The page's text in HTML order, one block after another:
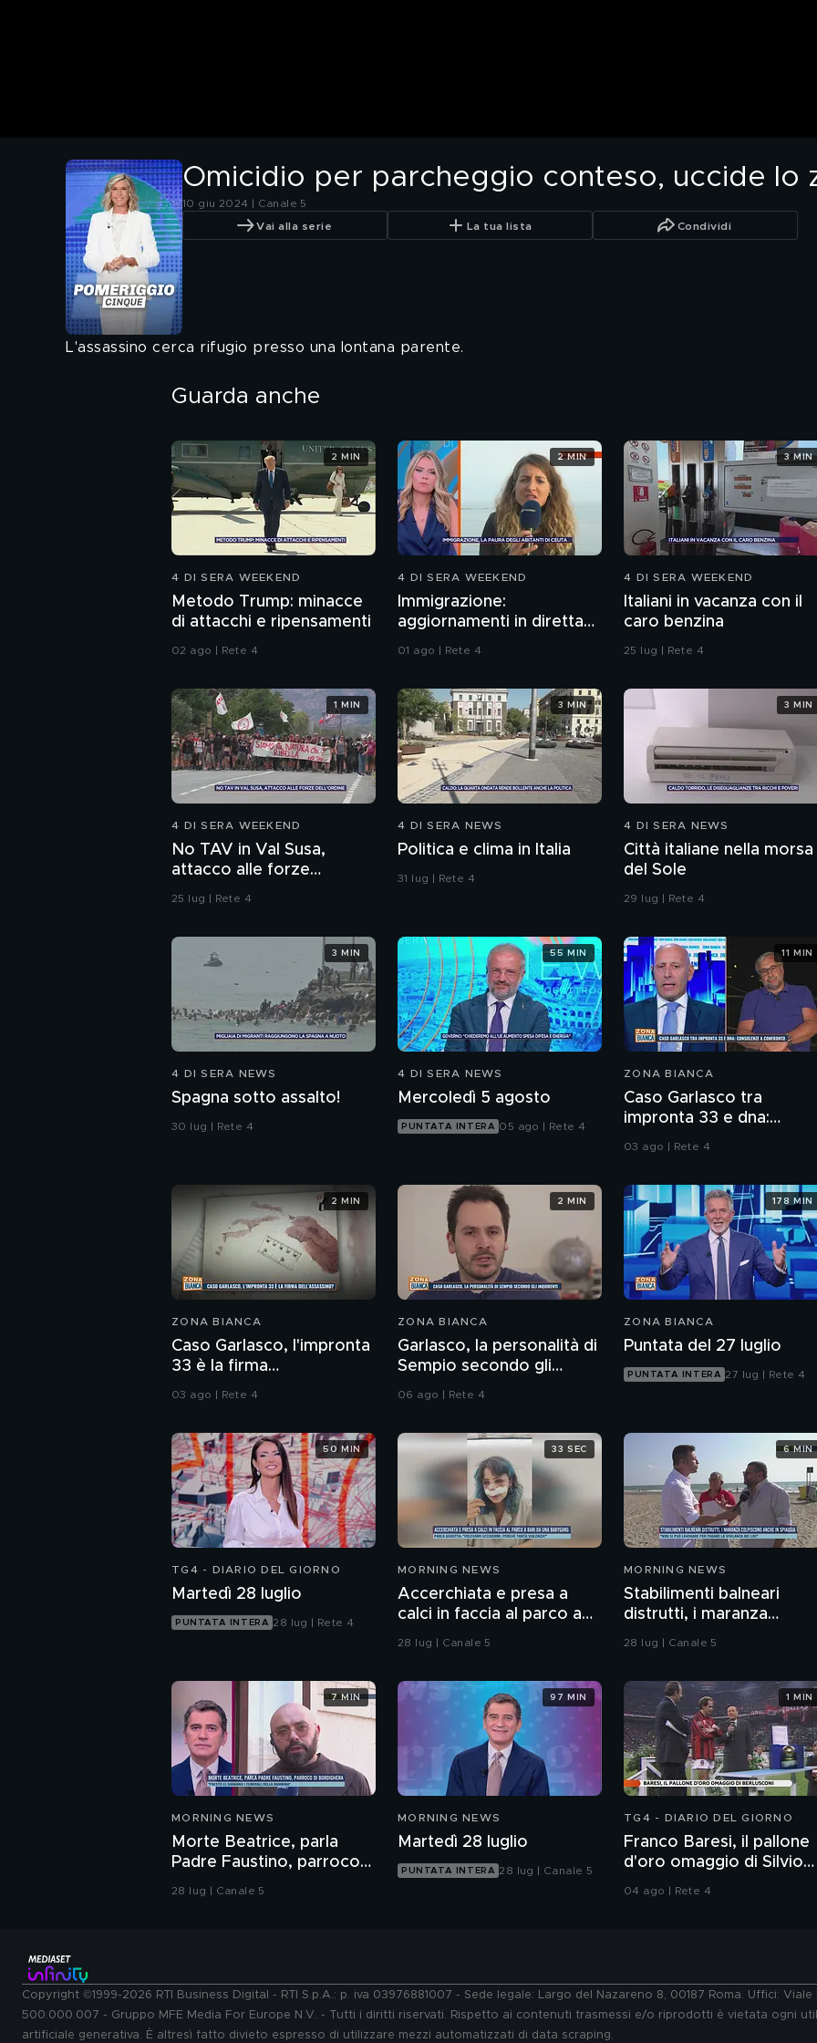
Omicidio per parcheggio conteso, uccide lo
10 giu 2024 | Canale 5
Vai alla serie La tua lista Condividi
L'assassino cerca rifugio presso una lontana parente.
Guarda anche
4 DI SERA WEEKEND
Metodo Trump: minacce
di attacchi e ripensamenti
02 ago | Rete 4
2 MIN
4 DI SERA WEEKEND
Immigrazione:
aggiornamenti in diretta
da Ceuta
01 ago | Rete 4
2 MIN
4 DI SERA WEEKEND
Italiani in vacanza con il
caro benzina
25 lug | Rete 4
3 MIN
4 DI SERA WEEKEND
No TAV in Val Susa,
attacco alle forze
dell'ordine
25 lug | Rete 4
1 MIN
4 DI SERA NEWS
Politica e clima in Italia
31 lug | Rete 4
3 MIN
4 DI SERA NEWS
Città italiane nella morsa
del Sole
29 lug | Rete 4
3 MIN
4 DI SERA NEWS
Spagna sotto assalto!
30 lug | Rete 4
3 MIN
4 DI SERA NEWS
Mercoledì 5 agosto
PUNTATA INTERA 05 ago | Rete 4
55 MIN
ZONA BIANCA
Caso Garlasco tra
impronta 33 e dna:
consulenze a confronto
03 ago | Rete 4
11 MIN
ZONA BIANCA
Caso Garlasco, l'impronta
33 è la firma
dell'assassino?
03 ago | Rete 4
2 MIN
ZONA BIANCA
Garlasco, la personalità di
Sempio secondo gli
inquirenti
06 ago | Rete 4
2 MIN
ZONA BIANCA
Puntata del 27 luglio
PUNTATA INTERA 27 lug | Rete 4
178 MIN
TG4 - DIARIO DEL GIORNO
Martedì 28 luglio
PUNTATA INTERA 28 lug | Rete 4
50 MIN
MORNING NEWS
Accerchiata e presa a
calci in faccia al parco a
Bari da una babygang
28 lug | Canale 5
33 SEC
MORNING NEWS
Stabilimenti balneari
distrutti, i maranza
colpiscono anche in
28 lug | Canale 5
6 MIN
MORNING NEWS
Morte Beatrice, parla
Padre Faustino, parroco
di Bordighera
28 lug | Canale 5
7 MIN
MORNING NEWS
Martedì 28 luglio
PUNTATA INTERA 28 lug | Canale 5
97 MIN
TG4 - DIARIO DEL GIORNO
Franco Baresi, il pallone
d'oro omaggio di Silvio
Berlusconi
04 ago | Rete 4
1 MIN
Copyright ©1999-2026 RTI Business Digital - RTI S.p.A.: p. iva 03976881007 - Sede legale: Largo del Nazareno 8, 00187 Roma. Uffici:
500.000.007 - Gruppo MFE Media For Europe N.V. - Tutti i diritti riservati. Rispetto ai contenuti trasmessi e/o riprodotti è vietata ogni
artificiale generativa. È altresì fatto divieto espresso di utilizzare mezzi automatizzati di data scraping.